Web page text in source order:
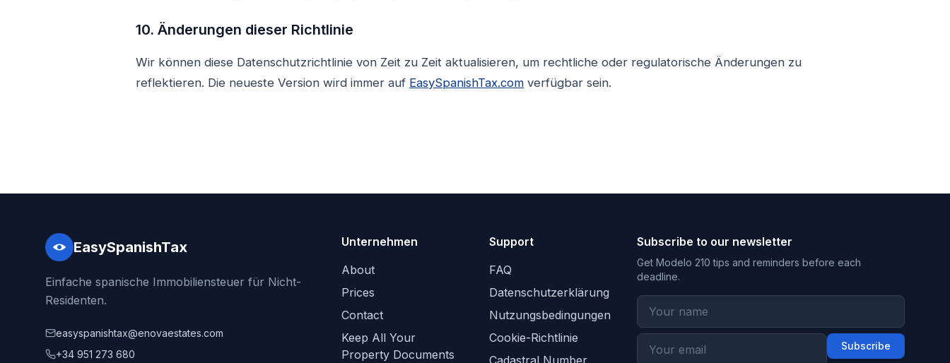
10. Änderungen dieser Richtlinie
Wir können diese Datenschutzrichtlinie von Zeit zu Zeit aktualisieren, um rechtliche oder regulatorische Änderungen zu
reflektieren. Die neueste Version wird immer auf EasySpanishTax.com verfügbar sein.
EasySpanishTax
Einfache spanische Immobiliensteuer für Nicht-
Residenten.
easyspanishtax@enovaestates.com
+34 951 273 680
Unternehmen
About
Prices
Contact
Keep All Your
Property Documents
Support
FAQ
Datenschutzerklärung
Nutzungsbedingungen
Cookie-Richtlinie
Subscribe to our newsletter
Get Modelo 210 tips and reminders before each
deadline.
Subscribe